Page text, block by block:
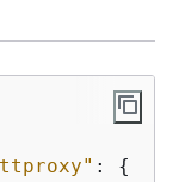
: {